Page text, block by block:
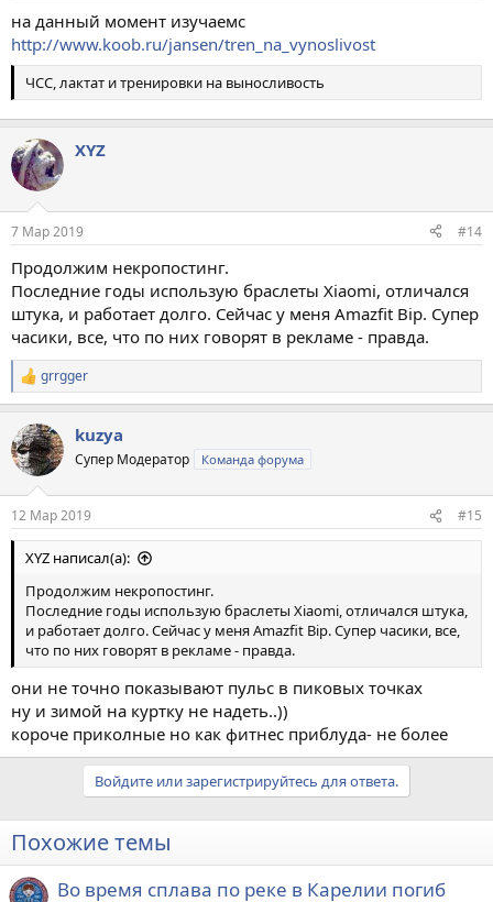
на данный момент изучаемс
http://www.koob.ru/jansen/tren_na_vynoslivost
ЧСС, лактат и тренировки на выносливость
XYZ
7 Мар 2019 #14
Продолжим некропостинг.
Последние годы использую браслеты Xiaomi, отличался
штука, и работает долго. Сейчас у меня Amazfit Bip. Супер
часики, все, что по них говорят в рекламе - правда.
Р
е
к
ц
и
grrgger
kuzya
Супер Модератор Команда форума
12 Мар 2019 #15
XYZ написал(а):
Продолжим некропостинг.
Последние годы использую браслеты Xiaomi, отличался штука,
и работает долго. Сейчас у меня Amazfit Bip. Супер часики, все,
что по них говорят в рекламе - правда.
они не точно показывают пульс в пиковых точках
ну и зимой на куртку не надеть..))
короче приколные но как фитнес приблуда- не более
Войдите или зарегистрируйтесь для ответа.
Похожие темы
Во время сплава по реке в Карелии погиб